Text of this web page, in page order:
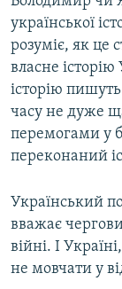
української
розуміє, як це
власне
історію
часу не дуже
перемогами у
переконаний
Український
вважає
війні. І
не мовчати у